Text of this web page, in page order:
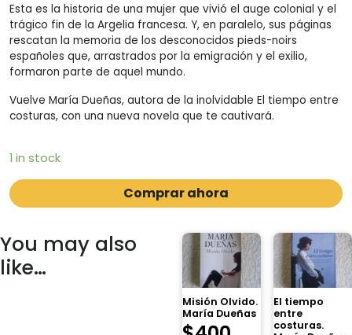
Esta es la historia de una mujer que vivió el auge colonial y el
trágico fin de la Argelia francesa. Y, en paralelo, sus páginas
rescatan la memoria de los desconocidos pieds-noirs
españoles que, arrastrados por la emigración y el exilio,
formaron parte de aquel mundo.
Vuelve María Dueñas, autora de la inolvidable El tiempo entre
costuras, con una nueva novela que te cautivará.
1 in stock
Comprar ahora
You may also
like…
Misión Olvido.
María Dueñas
El tiempo
entre
costuras.